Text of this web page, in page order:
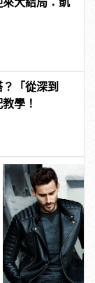
「從深到
學！